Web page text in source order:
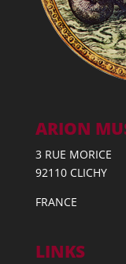
ARION
3 RUE MORICE
92110 CLICHY
FRANCE
LINKS